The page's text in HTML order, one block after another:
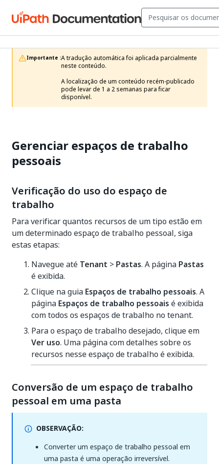
Importante :A tradução automática foi aplicada parcialmente
neste conteúdo.
A localização de um conteúdo recém-publicado
pode levar de 1 a 2 semanas para ficar
disponível.
Gerenciar espaços de trabalho
pessoais
Verificação do uso do espaço de
trabalho
Para verificar quantos recursos de um tipo estão em
um determinado espaço de trabalho pessoal, siga
estas etapas:
Navegue até Tenant > Pastas. A página Pastas
é exibida.
Clique na guia Espaços de trabalho pessoais. A
página Espaços de trabalho pessoais é exibida
com todos os espaços de trabalho no tenant.
Para o espaço de trabalho desejado, clique em
Ver uso. Uma página com detalhes sobre os
recursos nesse espaço de trabalho é exibida.
Conversão de um espaço de trabalho
pessoal em uma pasta
OBSERVAÇÃO:
Converter um espaço de trabalho pessoal em
uma pasta é uma operação irreversível.